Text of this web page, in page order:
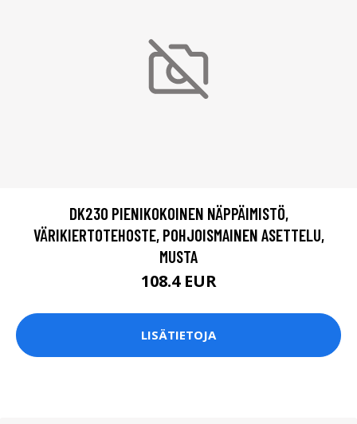
DK230 PIENIKOKOINEN NÄPPÄIMISTÖ,
VÄRIKIERTOTEHOSTE, POHJOISMAINEN ASETTELU,
MUSTA
108.4 EUR
LISÄTIETOJA